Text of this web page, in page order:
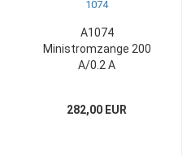
A1074
Ministromzange 200
A/0.2 A
282,00 EUR